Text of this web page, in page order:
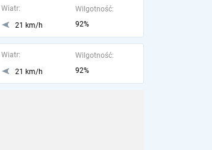
Wiatr:
21 km/h
Wilgotność:
92%
Wiatr:
21 km/h
Wilgotność:
92%